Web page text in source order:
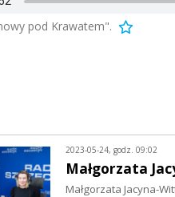
pod Krawatem".
2023-05-24, godz. 09:02
Małgorzata
Małgorzata Jacyna-